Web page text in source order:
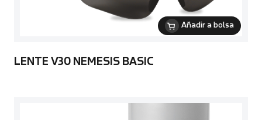
Añadir a bolsa
LENTE V30 NEMESIS BASIC